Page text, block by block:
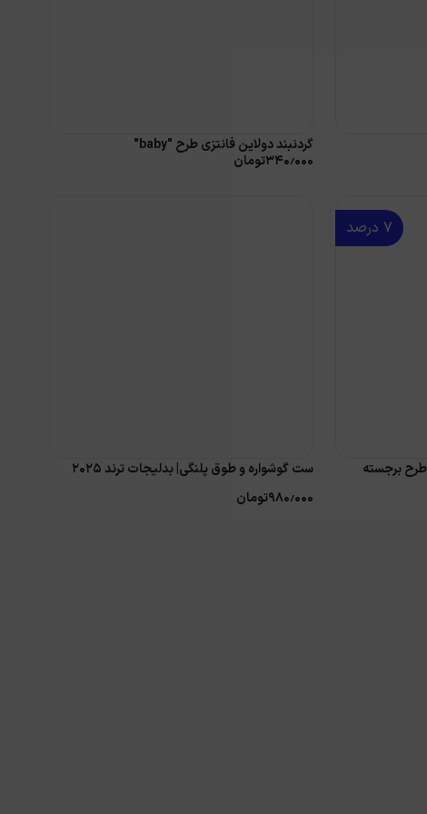
گردنبند دولاین فانتزی طرح "baby"
۳۴۰٫۰۰۰تومان
۷ درصد
طرح برجسته
ست گوشواره و طوق پلنگی| بدلیجات ترند ۲۰۲۵
۹۸۰٫۰۰۰تومان